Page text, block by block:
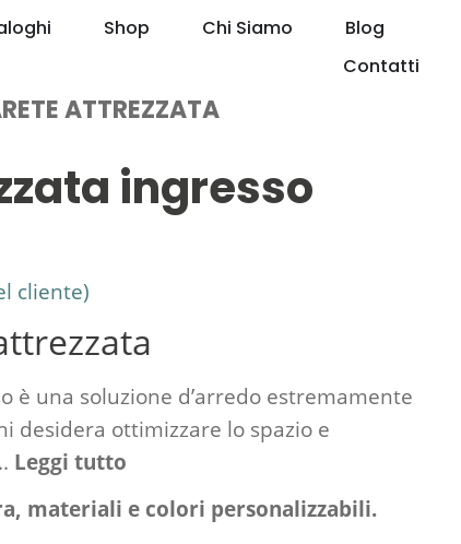
Shop Chi Siamo Blog
Contatti
ATTREZZATA
ingresso
cliente)
è una soluzione d’arredo estremamente
desidera ottimizzare lo spazio e
Leggi tutto
materiali e colori personalizzabili.